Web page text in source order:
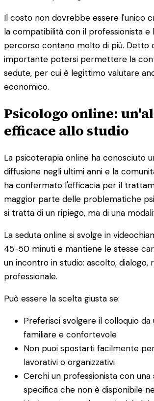
Il costo non dovrebbe essere l'unico
la compatibilità con il professionista e
percorso contano molto di più. Detto
importante potersi permettere la
sedute, per cui è legittimo valutare
economico.
Psicologo online:
efficace allo studio
La psicoterapia online ha conosciuto
diffusione negli ultimi anni e la
ha confermato l'efficacia per il
maggior parte delle problematiche
si tratta di un ripiego, ma di una
La seduta online si svolge in
45-50 minuti e mantiene le stesse
un incontro in studio: ascolto, dialogo,
professionale.
Può essere la scelta giusta se:
Preferisci svolgere il colloquio
familiare e confortevole
Non puoi spostarti facilmente
lavorativi o organizzativi
Cerchi un professionista con una
specifica che non è disponibile